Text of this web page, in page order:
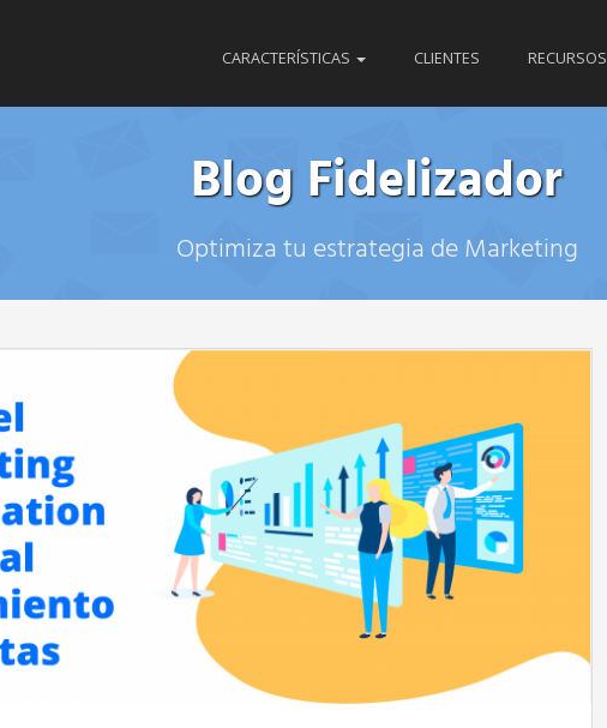
CARACTERÍSTICAS CLIENTES RECURSOS
Blog Fidelizador
Optimiza tu estrategia de Marketing